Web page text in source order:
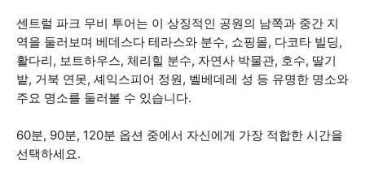
센트럴 파크 무비 투어는 이 상징적인 공원의 남쪽과 중간 지
역을 둘러보며 베데스다 테라스와 분수, 쇼핑몰, 다코타 빌딩,
활다리, 보트하우스, 체리힐 분수, 자연사 박물관, 호수, 딸기
밭, 거북 연못, 셰익스피어 정원, 벨베데레 성 등 유명한 명소와
주요 명소를 둘러볼 수 있습니다.
60분, 90분, 120분 옵션 중에서 자신에게 가장 적합한 시간을
선택하세요.